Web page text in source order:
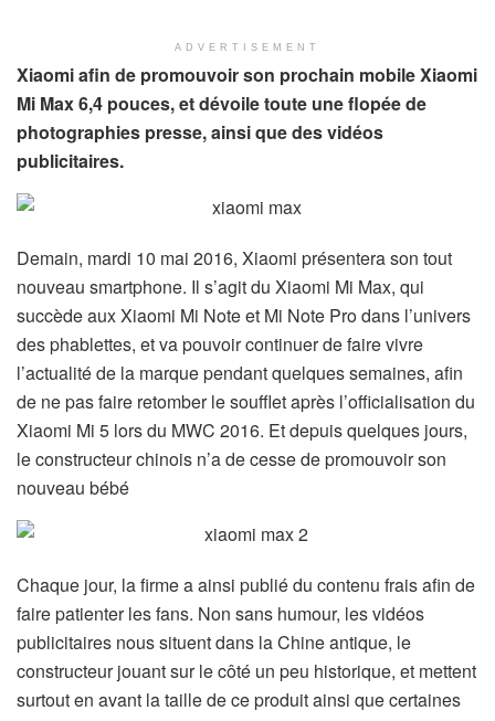
ADVERTISEMENT
Xiaomi afin de promouvoir son prochain mobile Xiaomi
Mi Max 6,4 pouces, et dévoile toute une flopée de
photographies presse, ainsi que des vidéos
publicitaires.
Demain, mardi 10 mai 2016, Xiaomi présentera son tout
nouveau smartphone. Il s’agit du Xiaomi Mi Max, qui
succède aux Xiaomi Mi Note et Mi Note Pro dans l’univers
des phablettes, et va pouvoir continuer de faire vivre
l’actualité de la marque pendant quelques semaines, afin
de ne pas faire retomber le soufflet après l’officialisation du
Xiaomi Mi 5 lors du MWC 2016. Et depuis quelques jours,
le constructeur chinois n’a de cesse de promouvoir son
nouveau bébé
Chaque jour, la firme a ainsi publié du contenu frais afin de
faire patienter les fans. Non sans humour, les vidéos
publicitaires nous situent dans la Chine antique, le
constructeur jouant sur le côté un peu historique, et mettent
surtout en avant la taille de ce produit ainsi que certaines